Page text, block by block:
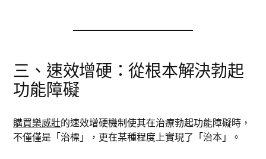
三、速效增硬：從根本解決勃起
功能障礙
購買樂威壯的速效增硬機制使其在治療勃起功能障礙時，
不僅僅是「治標」，更在某種程度上實現了「治本」。